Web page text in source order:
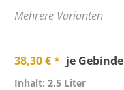
Mehrere Varianten
38,30 € * je Gebinde
Inhalt: 2,5 Liter